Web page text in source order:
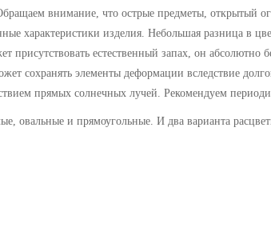
внимание, что острые предметы, открытый
характеристики изделия. Небольшая разница в
естественный запах, он абсолютно
сохранять элементы деформации вследствие
прямых солнечных лучей. Рекомендуем
овальные и прямоугольные. И два варианта